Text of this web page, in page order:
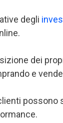
degli
dei
e